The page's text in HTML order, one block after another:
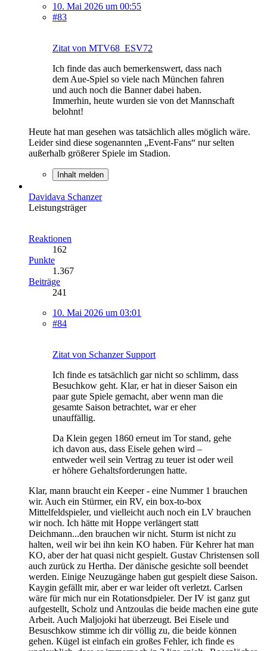
10. Mai 2026 um 00:55
#83
Zitat von MTV68_ESV72
Ich finde das auch bemerkenswert, dass nach
dem Aue-Spiel so viele nach München fahren
und auch noch die Banner dabei haben.
Immerhin, heute wurden sie von det Mannschaft
belohnt!
Heute hat man gesehen was tatsächlich alles möglich wäre.
Leider sind diese sogenannten „Event-Fans“ nur selten
außerhalb größerer Spiele im Stadion.
Inhalt melden
Davidava Schanzer
Leistungsträger
Reaktionen
162
Punkte
1.367
Beiträge
241
10. Mai 2026 um 03:01
#84
Zitat von Schanzer Support
Ich finde es tatsächlich gar nicht so schlimm, dass
Besuchkow geht. Klar, er hat in dieser Saison ein
paar gute Spiele gemacht, aber wenn man die
gesamte Saison betrachtet, war er eher
unauffällig.
Da Klein gegen 1860 erneut im Tor stand, gehe
ich davon aus, dass Eisele gehen wird –
entweder weil sein Vertrag zu teuer ist oder weil
er höhere Gehaltsforderungen hatte.
Klar, mann braucht ein Keeper - eine Nummer 1 brauchen
wir. Auch ein Stürmer, ein RV, ein box-to-box
Mittelfeldspieler, und vielleicht auch noch ein LV brauchen
wir noch. Ich hätte mit Hoppe verlängert statt
Deichmann...den brauchen wir nicht. Sturm ist nicht zu
halten, weil wir bei ihn kein KO haben. Für Kehrer hat man
KO, aber der hat quasi nicht gespielt. Gustav Christensen soll
auch zurück zu Hertha. Der dänische gesichte soll beendet
werden. Einige Neuzugänge haben gut gespielt diese Saison.
Kaygin gefällt mir, aber er war leider oft verletzt. Carlsen
wäre für mich nur ein Rotationsdpieler. Der IV ist ganz gut
aufgestellt, Scholz und Antzoulas die beide machen eine gute
Arbeit. Auch Maljojoki hat überzeugt. Bei Eisele und
Besuschkow stimme ich dir völlig zu, die beide können
gehen. Kügel ist einfach ein großes Fehler, ich finde es